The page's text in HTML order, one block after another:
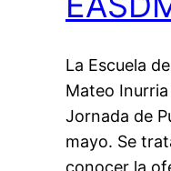
La Escuela
Mateo
Jornada de
mayo. Se
conocer la